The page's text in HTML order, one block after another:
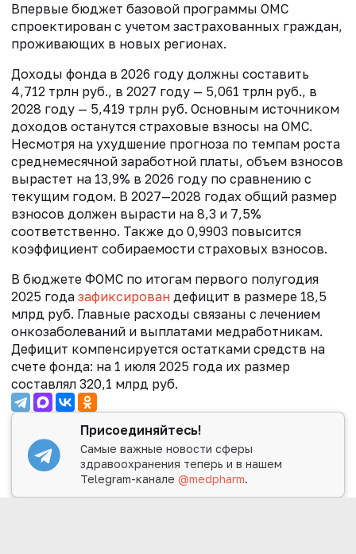
Впервые бюджет базовой программы ОМС
спроектирован с учетом застрахованных граждан,
проживающих в новых регионах.
Доходы фонда в 2026 году должны составить
4,712 трлн руб., в 2027 году — 5,061 трлн руб., в
2028 году — 5,419 трлн руб. Основным источником
доходов останутся страховые взносы на ОМС.
Несмотря на ухудшение прогноза по темпам роста
среднемесячной заработной платы, объем взносов
вырастет на 13,9% в 2026 году по сравнению с
текущим годом. В 2027—2028 годах общий размер
взносов должен вырасти на 8,3 и 7,5%
соответственно. Также до 0,9903 повысится
коэффициент собираемости страховых взносов.
В бюджете ФОМС по итогам первого полугодия
2025 года зафиксирован дефицит в размере 18,5
млрд руб. Главные расходы связаны с лечением
онкозаболеваний и выплатами медработникам.
Дефицит компенсируется остатками средств на
счете фонда: на 1 июля 2025 года их размер
составлял 320,1 млрд руб.
Присоединяйтесь!
Самые важные новости сферы
здравоохранения теперь и в нашем
Telegram-канале@medpharm.